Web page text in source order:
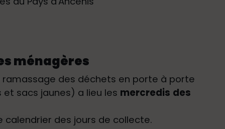
ménagères
ramassage des déchets en porte à porte
sacs jaunes) a lieu les mercredis des
calendrier des jours de collecte.